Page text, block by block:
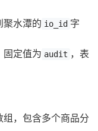
聚水潭的 io_id 字
固定值为 audit ，表
组，包含多个商品分